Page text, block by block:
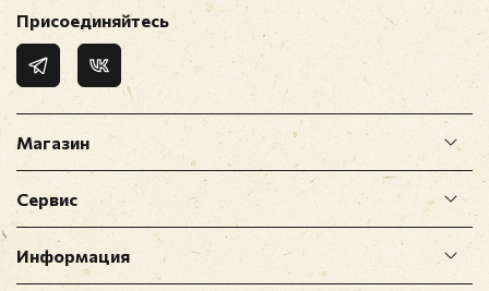
Магазин
Сервис
Информация
Присоединяйтесь